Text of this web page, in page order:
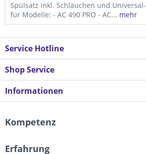
Spülsatz inkl. Schläuchen und
für Modelle: - AC 490 PRO - AC... mehr
Service Hotline
Shop Service
Informationen
Kompetenz
Erfahrung